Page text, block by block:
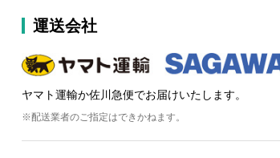
運送会社
ヤマト運輸か佐川急便でお届けいたします。
※配送業者のご指定はできかねます。